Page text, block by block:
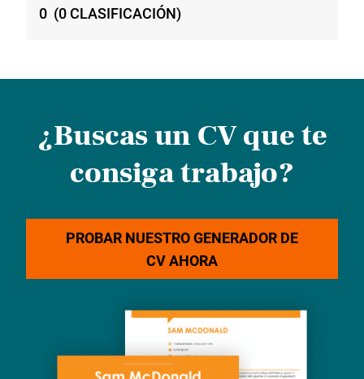
0 (0CLASIFICACIÓN)
¿Buscas un CV que te
consiga trabajo?
PROBAR NUESTRO GENERADOR DE
CV AHORA